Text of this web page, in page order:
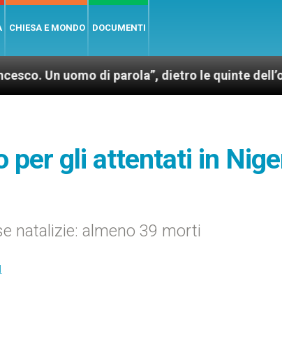
CHIESA E MONDO DOCUMENTI
uomo di parola”, dietro le quinte dell’omonimo
per gli attentati in
natalizie: almeno 39 morti